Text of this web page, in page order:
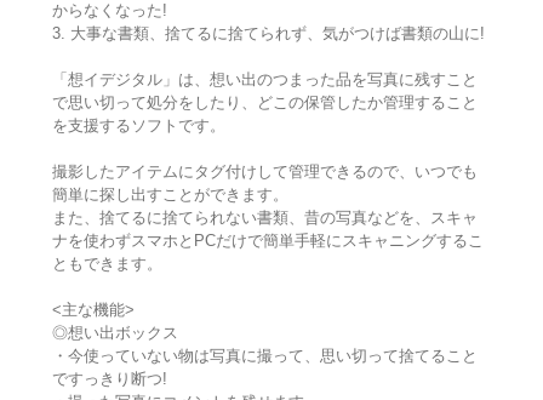
からなくなった!
3. 大事な書類、捨てるに捨てられず、気がつけば書類の山に!
「想イデジタル」は、想い出のつまった品を写真に残すこと
で思い切って処分をしたり、どこの保管したか管理すること
を支援するソフトです。
撮影したアイテムにタグ付けして管理できるので、いつでも
簡単に探し出すことができます。
また、捨てるに捨てられない書類、昔の写真などを、スキャ
ナを使わずスマホとPCだけで簡単手軽にスキャニングするこ
ともできます。
<主な機能>
◎想い出ボックス
・今使っていない物は写真に撮って、思い切って捨てること
ですっきり断つ!